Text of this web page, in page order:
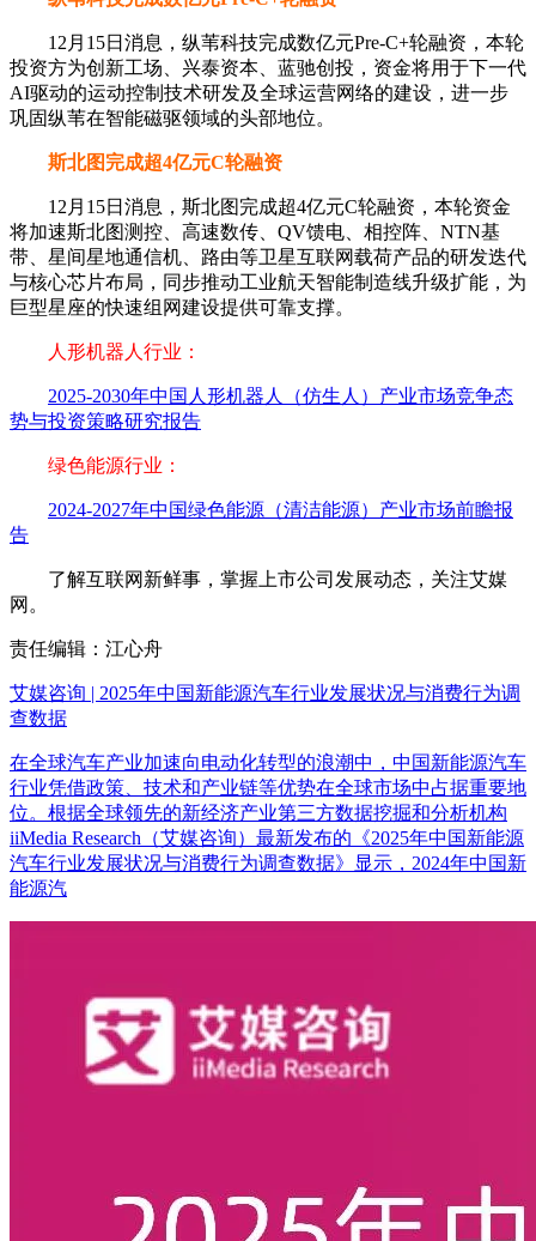
12月15日消息，纵苇科技完成数亿元Pre-C+轮融资，本轮
投资方为创新工场、兴泰资本、蓝驰创投，资金将用于下一代
AI驱动的运动控制技术研发及全球运营网络的建设，进一步
巩固纵苇在智能磁驱领域的头部地位。
斯北图完成超4亿元C轮融资
12月15日消息，斯北图完成超4亿元C轮融资，本轮资金
将加速斯北图测控、高速数传、QV馈电、相控阵、NTN基
带、星间星地通信机、路由等卫星互联网载荷产品的研发迭代
与核心芯片布局，同步推动工业航天智能制造线升级扩能，为
巨型星座的快速组网建设提供可靠支撑。
人形机器人行业：
2025-2030年中国人形机器人（仿生人）产业市场竞争态
势与投资策略研究报告
绿色能源行业：
2024-2027年中国绿色能源（清洁能源）产业市场前瞻报
告
了解互联网新鲜事，掌握上市公司发展动态，关注艾媒
网。
责任编辑：江心舟
艾媒咨询 | 2025年中国新能源汽车行业发展状况与消费行为调
查数据
在全球汽车产业加速向电动化转型的浪潮中，中国新能源汽车
行业凭借政策、技术和产业链等优势在全球市场中占据重要地
位。根据全球领先的新经济产业第三方数据挖掘和分析机构
iiMedia Research（艾媒咨询）最新发布的《2025年中国新能源
汽车行业发展状况与消费行为调查数据》显示，2024年中国新
能源汽